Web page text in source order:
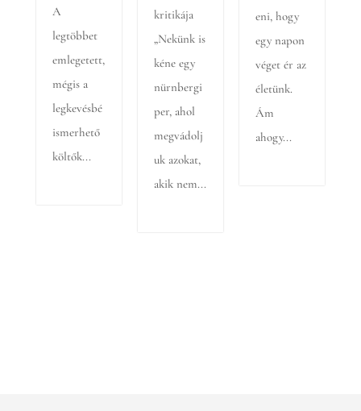
A
legtöbbet
emlegetett,
mégis a
legkevésbé
ismerhető
költők...
kritikája
„Nekünk is
kéne egy
nürnbergi
per, ahol
megvádolj
uk azokat,
akik nem...
eni, hogy
egy napon
véget ér az
életünk.
Ám
ahogy...